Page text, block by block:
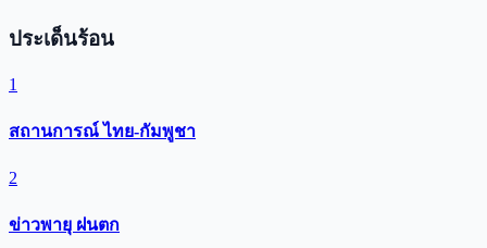
ประเด็นร้อน
1
สถานการณ์ ไทย-กัมพูชา
2
ข่าวพายุ ฝนตก